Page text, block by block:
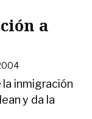
a
la inmigración
y da la